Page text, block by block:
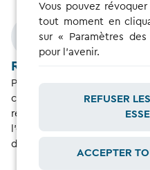
Recharger avec
Placez votre carte CHARGE
carte pour l’authentification
recharge. Pour finaliser la
l’étape en présentant à
devant le lecteur.
Vous pouvez
tout moment en
sur « Paramètres
pour l'avenir.
REFUSER
ACCEPTER